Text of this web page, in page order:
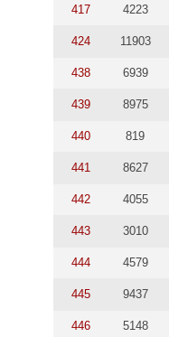
417 4223
424 11903
438 6939
439 8975
440 819
441 8627
442 4055
443 3010
444 4579
445 9437
446 5148